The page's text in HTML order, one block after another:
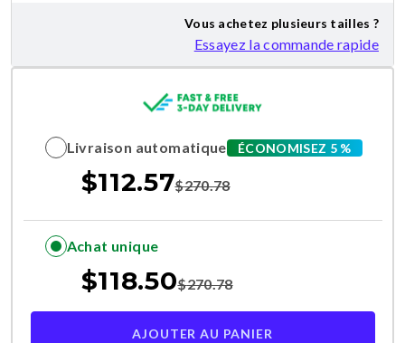
Vous achetez plusieurs tailles ?
Essayez la commande rapide
Livraison automatique ÉCONOMISEZ 5 %
$112.57$270.78
Achat unique
$118.50$270.78
AJOUTER AU PANIER